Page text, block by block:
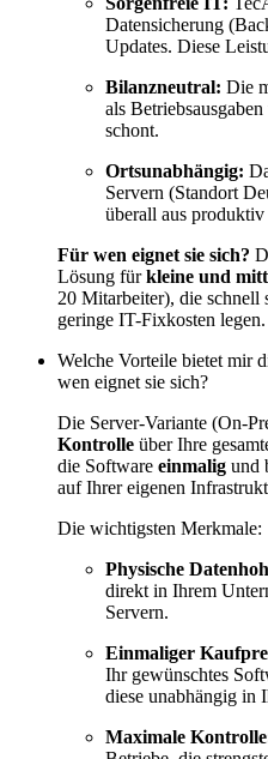
Datensicherung
Updates. Diese
Bilanzneutral: Die
als
schont.
Ortsunabhängig:
Servern (Standort
überall aus produktiv
Für wen eignet sie sich?
Lösung fürkleine und
20 Mitarbeiter), die schnell
geringe IT-Fixkosten legen.
Welche Vorteile bietet mir
wen eignet sie sich?
Die Server-Variante (On-
Kontrolle über Ihre
die Software einmalig und
auf Ihrer eigenen
Die wichtigsten Merkmale:
Physische
direkt in Ihrem
Servern.
Einmaliger
Ihr gewünschtes
diese unabhängig in
Maximale